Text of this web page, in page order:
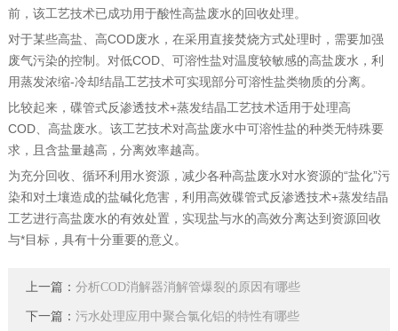
前，该工艺技术已成功用于酸性高盐废水的回收处理。‍
对于某些高盐、高COD废水，在采用直接焚烧方式处理时，需要加强
废气污染的控制。对低COD、可溶性盐对温度较敏感的高盐废水，利
用蒸发浓缩-冷却结晶工艺技术可实现部分可溶性盐类物质的分离。
比较起来，碟管式反渗透技术+蒸发结晶工艺技术适用于处理高
COD、高盐废水。该工艺技术对高盐废水中可溶性盐的种类无特殊要
求，且含盐量越高，分离效率越高。
为充分回收、循环利用水资源，减少各种高盐废水对水资源的“盐化”污
染和对土壤造成的盐碱化危害，利用高效碟管式反渗透技术+蒸发结晶
工艺进行高盐废水的有效处置，实现盐与水的高效分离达到资源回收
与*目标，具有十分重要的意义。
上一篇： 分析COD消解器消解管爆裂的原因有哪些
下一篇： 污水处理应用中聚合氯化铝的特性有哪些